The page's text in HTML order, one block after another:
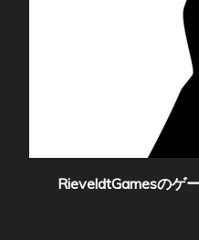
RieveldtGamesのゲ